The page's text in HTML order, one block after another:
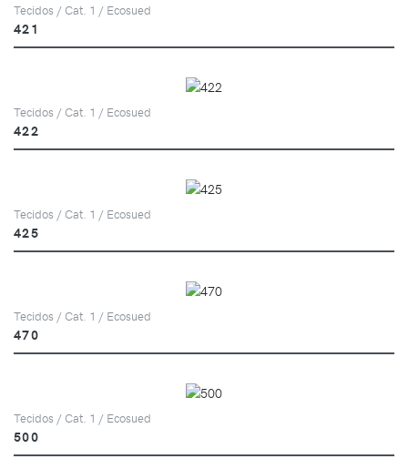
Tecidos / Cat. 1 / Ecosued
421
Tecidos / Cat. 1 / Ecosued
422
Tecidos / Cat. 1 / Ecosued
425
Tecidos / Cat. 1 / Ecosued
470
Tecidos / Cat. 1 / Ecosued
500